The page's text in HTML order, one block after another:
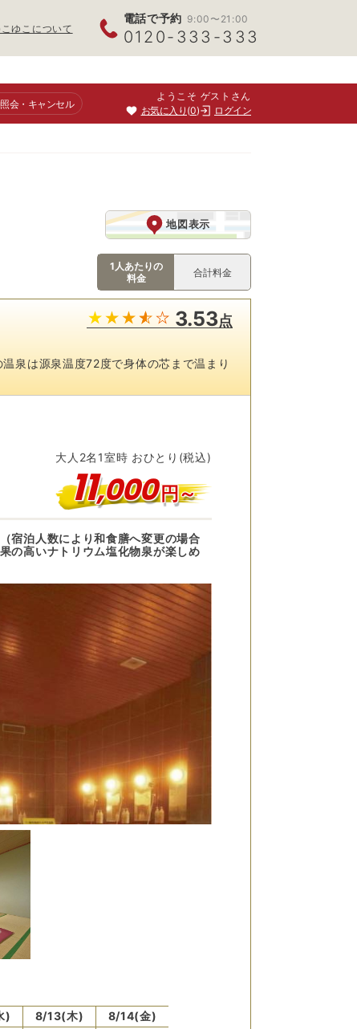
ゆこについて
電話で予約 9:00〜21:00
0120-333-333
会・キャンセル
ようこそ ゲストさん
お気に入り 0 ログイン
地図表示
1人あたりの
料金
合計料金
3.53点
泉は源泉温度72度で身体の芯まで温まり
大人 2名 1室時 おひとり(税込)
11,000円～
宿泊人数により和食膳へ変更の場合
の高いナトリウム塩化物泉が楽しめ
) 8/13(木) 8/14(金)